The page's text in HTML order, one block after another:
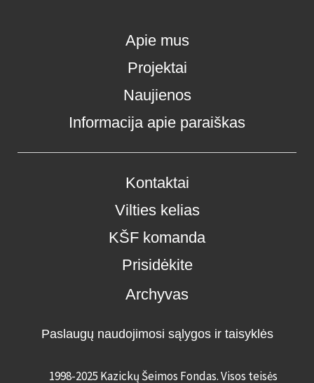
Apie mus
Projektai
Naujienos
Informacija apie paraiškas
Kontaktai
Vilties kelias
KŠF komanda
Prisidėkite
Archyvas
Paslaugų naudojimosi sąlygos ir taisyklės
1998-2025 Kazickų Šeimos Fondas. Visos teisės